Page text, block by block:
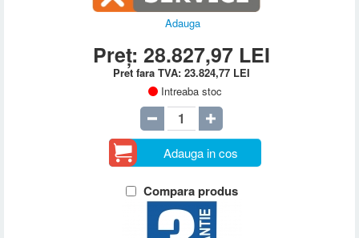
Adauga
Preț:28.827,97 LEI
Pret fara TVA:23.824,77 LEI
Intreaba stoc
Adauga in cos
Compara produs